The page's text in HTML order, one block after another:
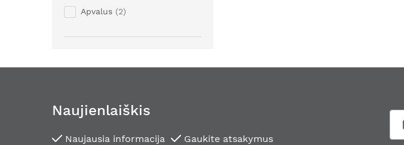
Apvalus 2
Naujienlaiškis
Naujausia informacija Gaukite atsakymus